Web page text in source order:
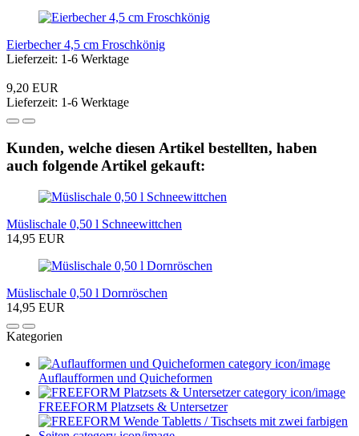
Eierbecher 4,5 cm Froschkönig
Lieferzeit: 1-6 Werktage
9,20 EUR
Lieferzeit: 1-6 Werktage
Kunden, welche diesen Artikel bestellten, haben
auch folgende Artikel gekauft:
Müslischale 0,50 l Schneewittchen
14,95 EUR
Müslischale 0,50 l Dornröschen
14,95 EUR
Kategorien
Auflaufformen und Quicheformen
FREEFORM Platzsets & Untersetzer